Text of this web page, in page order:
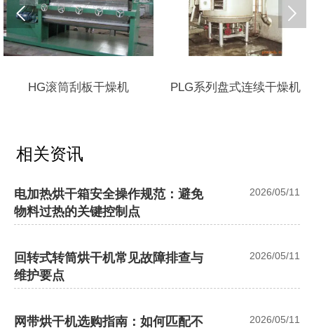
PLG系列盘式连续干燥机 ZPD型真空耙式干燥机
 
相关资讯
电加热烘干箱安全操作规范：避免
物料过热的关键控制点
2026/05/11
回转式转筒烘干机常见故障排查与
维护要点
2026/05/11
网带烘干机选购指南：如何匹配不
2026/05/11